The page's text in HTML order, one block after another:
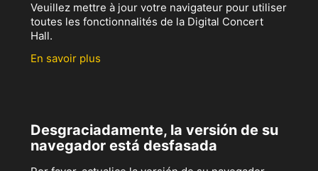
Veuillez mettre à jour votre navigateur pour utiliser
toutes les fonctionnalités de la Digital Concert
Hall.
En savoir plus
Desgraciadamente, la versión de su
navegador está desfasada